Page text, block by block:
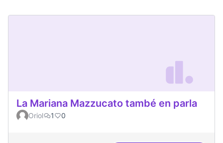
La Mariana Mazzucato també en parla
Oriol 1 0